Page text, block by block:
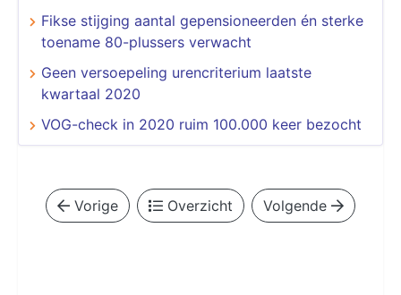
Fikse stijging aantal gepensioneerden én sterke
toename 80-plussers verwacht
Geen versoepeling urencriterium laatste
kwartaal 2020
VOG-check in 2020 ruim 100.000 keer bezocht
Vorige Overzicht Volgende